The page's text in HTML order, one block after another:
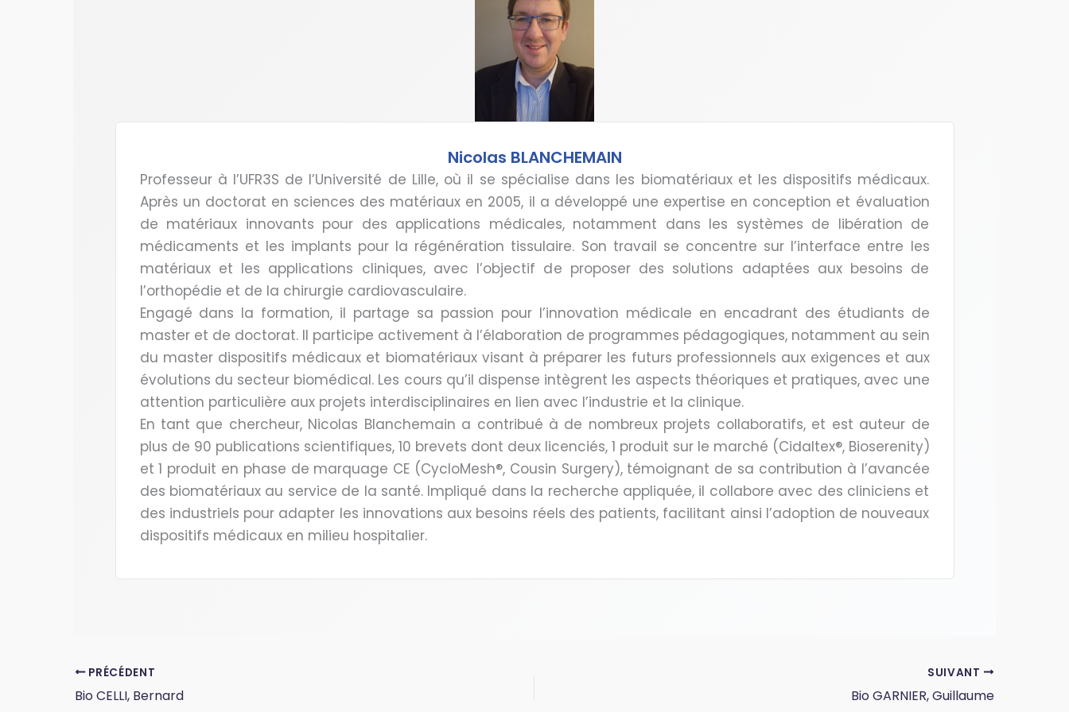
Nicolas BLANCHEMAIN
Professeur à l’UFR3S de l’Université de Lille, où il se spécialise dans les biomatériaux et les dispositifs médicaux.
Après un doctorat en sciences des matériaux en 2005, il a développé une expertise en conception et évaluation
de matériaux innovants pour des applications médicales, notamment dans les systèmes de libération de
médicaments et les implants pour la régénération tissulaire. Son travail se concentre sur l’interface entre les
matériaux et les applications cliniques, avec l’objectif de proposer des solutions adaptées aux besoins de
l’orthopédie et de la chirurgie cardiovasculaire.
Engagé dans la formation, il partage sa passion pour l’innovation médicale en encadrant des étudiants de
master et de doctorat. Il participe activement à l’élaboration de programmes pédagogiques, notamment au sein
du master dispositifs médicaux et biomatériaux visant à préparer les futurs professionnels aux exigences et aux
évolutions du secteur biomédical. Les cours qu’il dispense intègrent les aspects théoriques et pratiques, avec une
attention particulière aux projets interdisciplinaires en lien avec l’industrie et la clinique.
En tant que chercheur, Nicolas Blanchemain a contribué à de nombreux projets collaboratifs, et est auteur de
plus de 90 publications scientifiques, 10 brevets dont deux licenciés, 1 produit sur le marché (Cidaltex®, Bioserenity)
et 1 produit en phase de marquage CE (CycloMesh®, Cousin Surgery), témoignant de sa contribution à l’avancée
des biomatériaux au service de la santé. Impliqué dans la recherche appliquée, il collabore avec des cliniciens et
des industriels pour adapter les innovations aux besoins réels des patients, facilitant ainsi l’adoption de nouveaux
dispositifs médicaux en milieu hospitalier.
PRÉCÉDENT
Bio CELLI, Bernard
SUIVANT
Bio GARNIER, Guillaume